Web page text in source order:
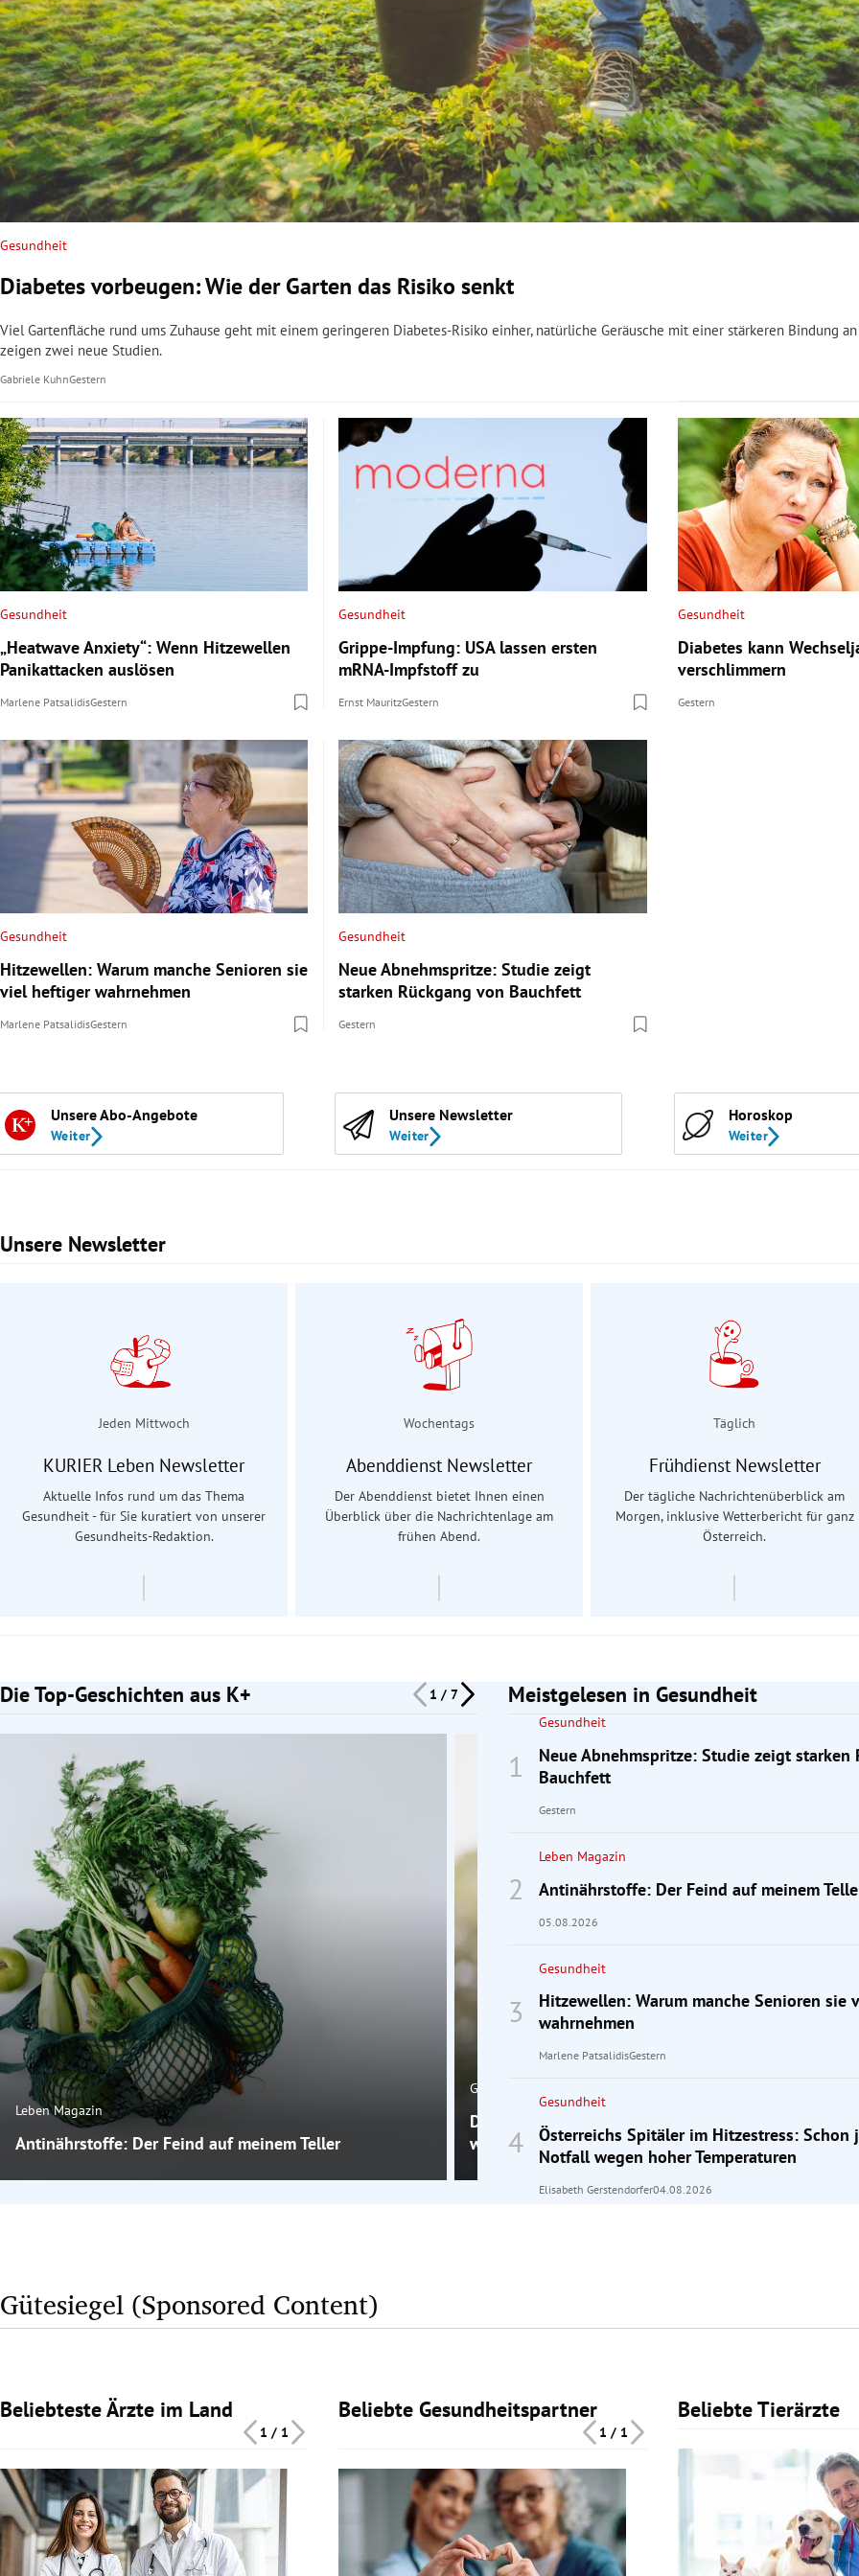
Gesundheit
Diabetes vorbeugen: Wie der Garten das Risiko senkt
Viel Gartenfläche rund ums Zuhause geht mit einem geringeren Diabetes-Risiko einher, natürliche Geräusche mit einer stärkeren Bindung
zeigen zwei neue Studien.
Gabriele KuhnGestern
Gesundheit
„Heatwave Anxiety“: Wenn Hitzewellen
Panikattacken auslösen
Marlene PatsalidisGestern
Gesundheit
Grippe-Impfung: USA lassen ersten
mRNA-Impfstoff zu
Ernst MauritzGestern
Gesundheit
Diabetes kann
verschlimmern
Gestern
Gesundheit
Hitzewellen: Warum manche Senioren sie
viel heftiger wahrnehmen
Marlene PatsalidisGestern
Gesundheit
Neue Abnehmspritze: Studie zeigt
starken Rückgang von Bauchfett
Gestern
Unsere Abo-Angebote
Weiter
Unsere Newsletter
Weiter
Horoskop
Weiter
Unsere Newsletter
Slide 1 von 3
Jeden Mittwoch
KURIER Leben Newsletter
Aktuelle Infos rund um das Thema
Gesundheit - für Sie kuratiert von unserer
Gesundheits-Redaktion.
Wochentags
Abenddienst Newsletter
Der Abenddienst bietet Ihnen einen
Überblick über die Nachrichtenlage am
frühen Abend.
Täglich
Frühdienst Newsletter
Der tägliche Nachrichtenüberblick am
Morgen, inklusive Wetterbericht für ganz
Österreich.
Die Top-Geschichten aus K+ 1 / 7
Slide 1 von 7
Leben Magazin
Antinährstoffe: Der Feind auf meinem Teller
Gesundheit
Demenz vorbeugen: Was laut neuer WHO-Leitlinie
wirklich hilft
Meistgelesen in Gesundheit
Gesundheit
Neue Abnehmspritze: Studie zeigt starken
Bauchfett
Gestern
Leben Magazin
Antinährstoffe: Der Feind auf meinem
05.08.2026
Gesundheit
Hitzewellen: Warum manche Senioren sie
wahrnehmen
Marlene PatsalidisGestern
Gesundheit
Österreichs Spitäler im Hitzestress: Schon
Notfall wegen hoher Temperaturen
Elisabeth Gerstendorfer04.08.2026
Gütesiegel (Sponsored Content)
Beliebteste Ärzte im Land
1 / 1
Slide 1 von 1 Beliebte Gesundheitspartner
1 / 1
Slide 1 von 1 Beliebte Tierärzte
Slide 1 von 1